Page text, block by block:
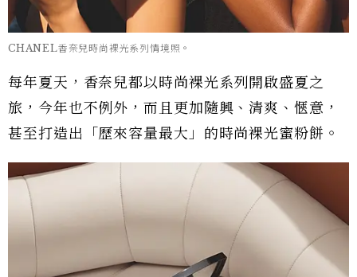
CHANEL香奈兒時尚裸光系列情境照。
每年夏天，香奈兒都以時尚裸光系列開啟盛夏之
旅，今年也不例外，而且更加隨興、清爽、愜意，
甚至打造出「歷來容量最大」的時尚裸光蜜粉餅。